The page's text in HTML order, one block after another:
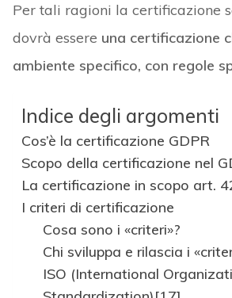
Per tali ragioni la certificazione
dovrà essere una certificazione
ambiente specifico, con regole
Indice degli argomenti
Cos’è la certificazione GDPR
Scopo della certificazione nel
La certificazione in scopo art.
I criteri di certificazione
Cosa sono i «criteri»?
Chi sviluppa e rilascia i
ISO (International